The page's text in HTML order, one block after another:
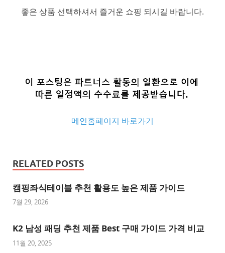
좋은 상품 선택하셔서 즐거운 쇼핑 되시길 바랍니다.
메인홈페이지 바로가기
사
이
트
천
사
RELATED POSTS
캠핑좌식테이블 추천 활용도 높은 제품 가이드
7월 29, 2026
K2 남성 패딩 추천 제품 Best 구매 가이드 가격 비교
11월 20, 2025